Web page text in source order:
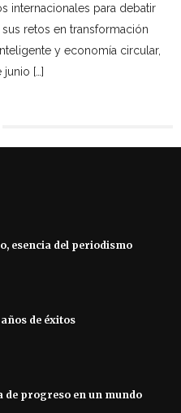
internacionales para debatir
retos en transformación
y economía circular,
[…]
esencia del periodismo
de éxitos
de progreso en un mundo